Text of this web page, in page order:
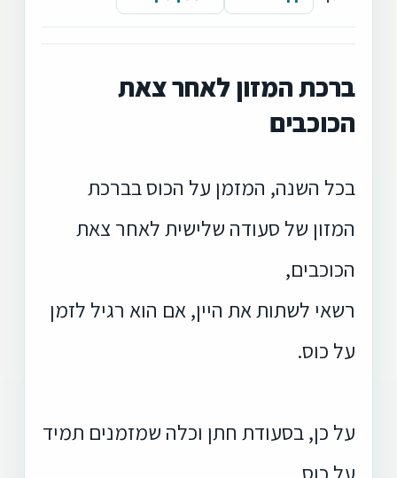
ברכת המזון לאחר צאת
הכוכבים
בכל השנה, המזמן על הכוס בברכת
המזון של סעודה שלישית לאחר צאת
הכוכבים,
רשאי לשתות את היין, אם הוא רגיל לזמן
על כוס.
על כן, בסעודת חתן וכלה שמזמנים תמיד